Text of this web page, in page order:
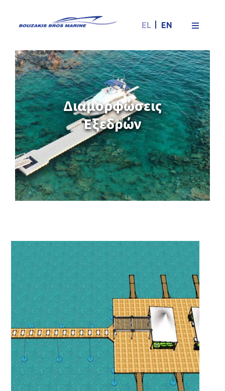
EL EN
Διαμορφώσεις
Εξεδρών